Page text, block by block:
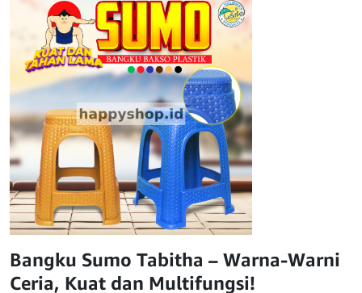
Bangku Sumo Tabitha – Warna-Warni
Ceria, Kuat dan Multifungsi!